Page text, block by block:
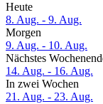
Heute
8. Aug. - 9. Aug.
Morgen
9. Aug. - 10. Aug.
Nächstes
14. Aug. - 16. Aug.
In zwei Wochen
21. Aug. - 23. Aug.